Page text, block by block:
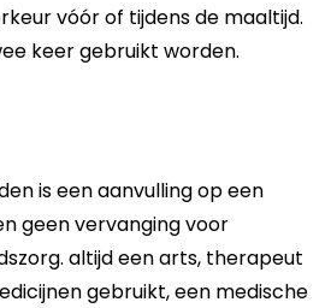
vóór of tijdens de maaltijd.
keer gebruikt worden.
is een aanvulling op een
geen vervanging voor
altijd een arts, therapeut
gebruikt, een medische